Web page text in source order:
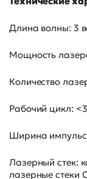
Длина волны: 3
Мощность
Количество
Рабочий цикл:
Ширина
Лазерный стек:
лазерные